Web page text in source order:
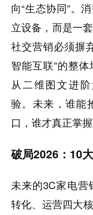
向“生态协同”。
立设备，而是一
社交营销必须摒
智能互联”的整
从二维图文进
验。未来，谁能
口，谁才真正掌
破局2026：10
未来的3C家电营
转化、运营四大